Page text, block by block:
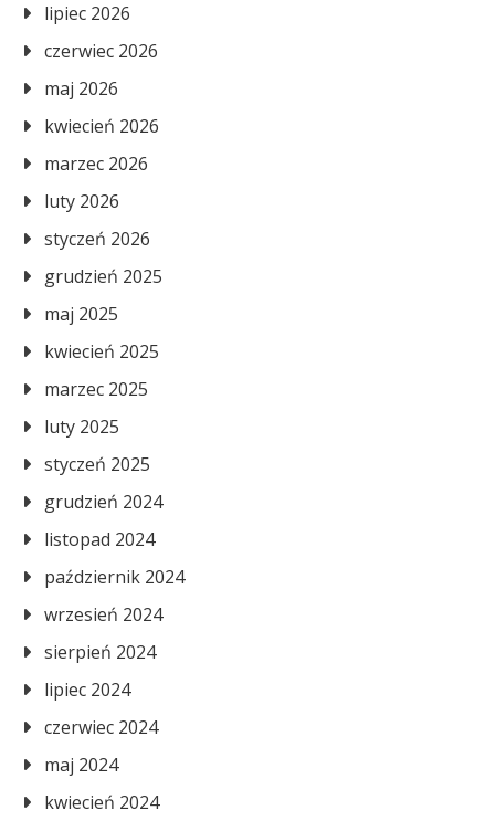
lipiec 2026
czerwiec 2026
maj 2026
kwiecień 2026
marzec 2026
luty 2026
styczeń 2026
grudzień 2025
maj 2025
kwiecień 2025
marzec 2025
luty 2025
styczeń 2025
grudzień 2024
listopad 2024
październik 2024
wrzesień 2024
sierpień 2024
lipiec 2024
czerwiec 2024
maj 2024
kwiecień 2024